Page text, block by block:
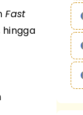
Fast
hingga